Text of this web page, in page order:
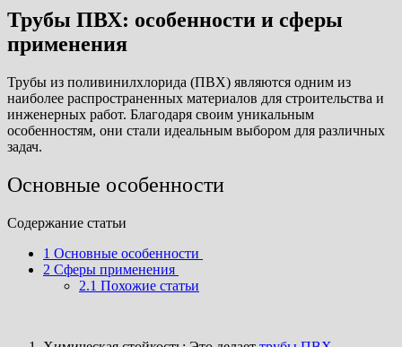
Трубы ПВХ: особенности и сферы
применения
Трубы из поливинилхлорида (ПВХ) являются одним из
наиболее распространенных материалов для строительства и
инженерных работ. Благодаря своим уникальным
особенностям, они стали идеальным выбором для различных
задач.
Основные особенности
Cодержание статьи
1 Основные особенности
2 Сферы применения
2.1 Похожие статьи